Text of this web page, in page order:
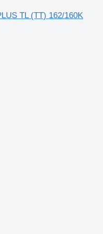
TL (TT) 162/160K